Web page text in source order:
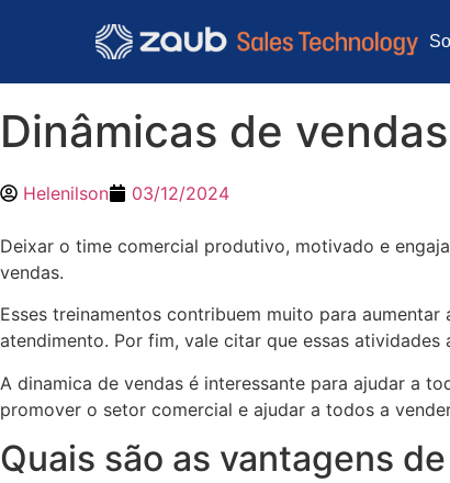
Dinâmicas de
Helenilson 03/12/2024
Deixar o time comercial produtivo, motivado e
vendas.
Esses treinamentos contribuem muito para
atendimento. Por fim, vale citar que essas
A dinamica de vendas é interessante para ajudar a
promover o setor comercial e ajudar a todos a
Quais são as vantagens